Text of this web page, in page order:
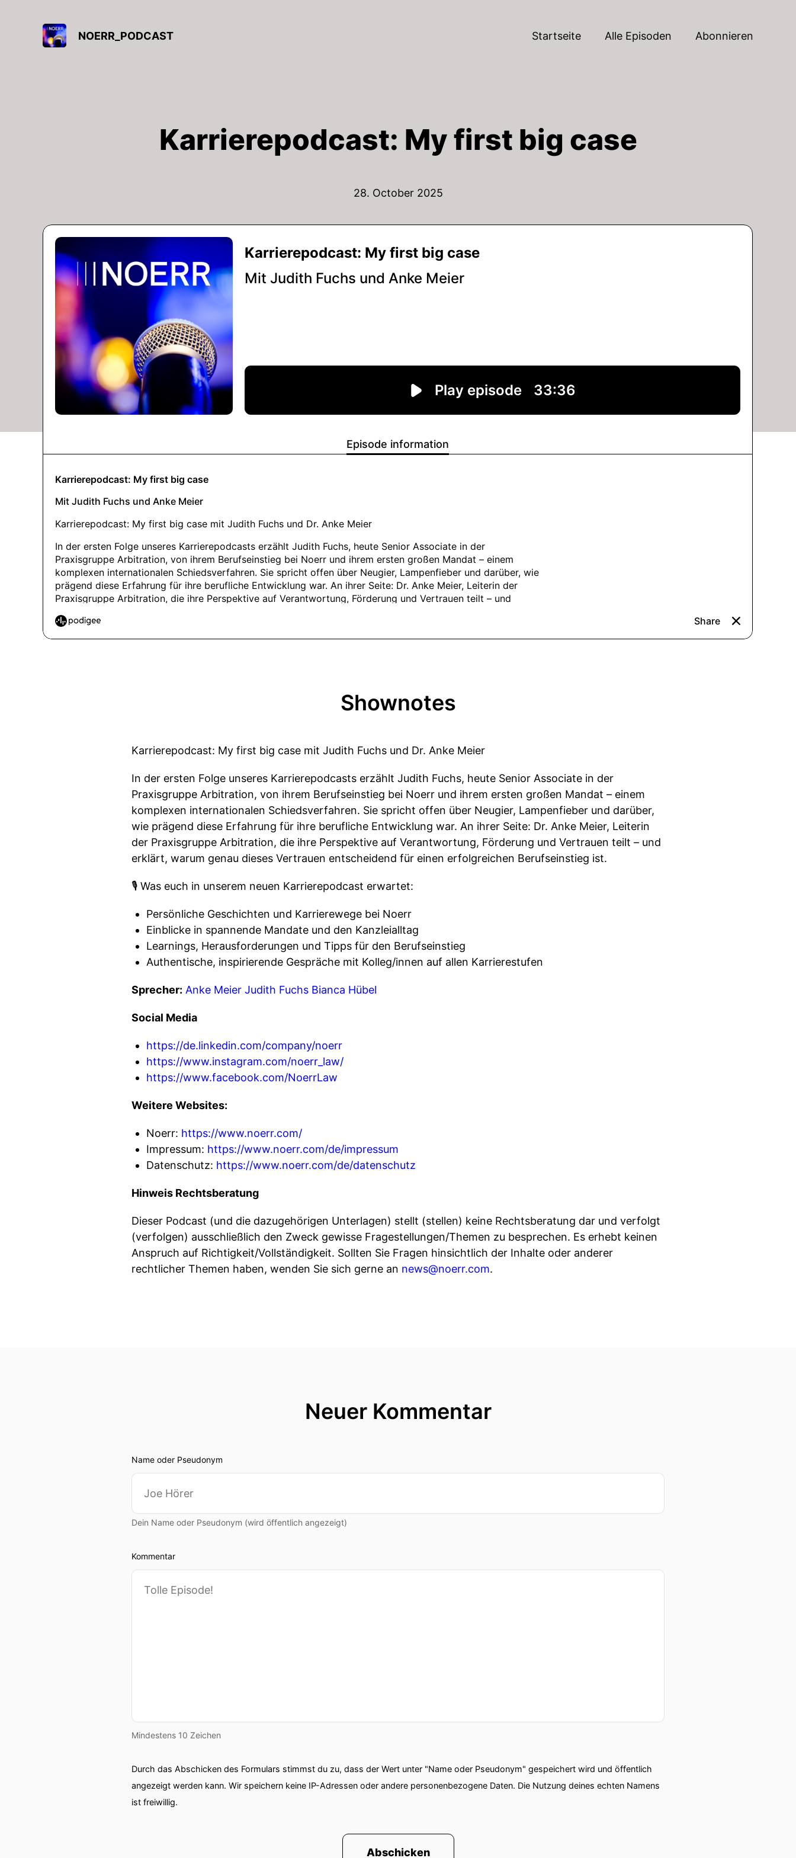
NOERR_PODCAST Startseite Alle Episoden Abonnieren
Karrierepodcast: My first big case
28. October 2025
Shownotes
Karrierepodcast: My first big case mit Judith Fuchs und Dr. Anke Meier
In der ersten Folge unseres Karrierepodcasts erzählt Judith Fuchs, heute Senior Associate in der
Praxisgruppe Arbitration, von ihrem Berufseinstieg bei Noerr und ihrem ersten großen Mandat – einem
komplexen internationalen Schiedsverfahren. Sie spricht offen über Neugier, Lampenfieber und darüber,
wie prägend diese Erfahrung für ihre berufliche Entwicklung war. An ihrer Seite: Dr. Anke Meier, Leiterin
der Praxisgruppe Arbitration, die ihre Perspektive auf Verantwortung, Förderung und Vertrauen teilt – und
erklärt, warum genau dieses Vertrauen entscheidend für einen erfolgreichen Berufseinstieg ist.
🎙️ Was euch in unserem neuen Karrierepodcast erwartet:
Persönliche Geschichten und Karrierewege bei Noerr
Einblicke in spannende Mandate und den Kanzleialltag
Learnings, Herausforderungen und Tipps für den Berufseinstieg
Authentische, inspirierende Gespräche mit Kolleg/innen auf allen Karrierestufen
Sprecher: Anke Meier Judith Fuchs Bianca Hübel
Social Media
https://de.linkedin.com/company/noerr
https://www.instagram.com/noerr_law/
https://www.facebook.com/NoerrLaw
Weitere Websites:
Noerr: https://www.noerr.com/
Impressum: https://www.noerr.com/de/impressum
Datenschutz: https://www.noerr.com/de/datenschutz
Hinweis Rechtsberatung
Dieser Podcast (und die dazugehörigen Unterlagen) stellt (stellen) keine Rechtsberatung dar und verfolgt
(verfolgen) ausschließlich den Zweck gewisse Fragestellungen/Themen zu besprechen. Es erhebt keinen
Anspruch auf Richtigkeit/Vollständigkeit. Sollten Sie Fragen hinsichtlich der Inhalte oder anderer
rechtlicher Themen haben, wenden Sie sich gerne an news@noerr.com.
Neuer Kommentar
Name oder Pseudonym
Dein Name oder Pseudonym (wird öffentlich angezeigt)
Kommentar
Mindestens 10 Zeichen
Durch das Abschicken des Formulars stimmst du zu, dass der Wert unter "Name oder Pseudonym" gespeichert wird und öffentlich
angezeigt werden kann. Wir speichern keine IP-Adressen oder andere personenbezogene Daten. Die Nutzung deines echten Namens
ist freiwillig.
Abschicken